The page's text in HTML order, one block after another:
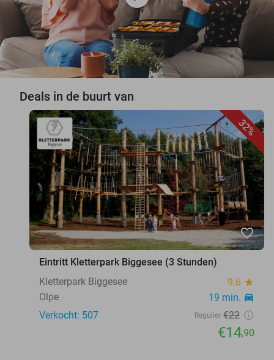
Deals in de buurt van
32%
favorite_border
Eintritt Kletterpark Biggesee (3 Stunden)
Kletterpark Biggesee
9.6 star
Olpe 19 min. directions_car
Verkocht: 507 Regulier €22
€14,90